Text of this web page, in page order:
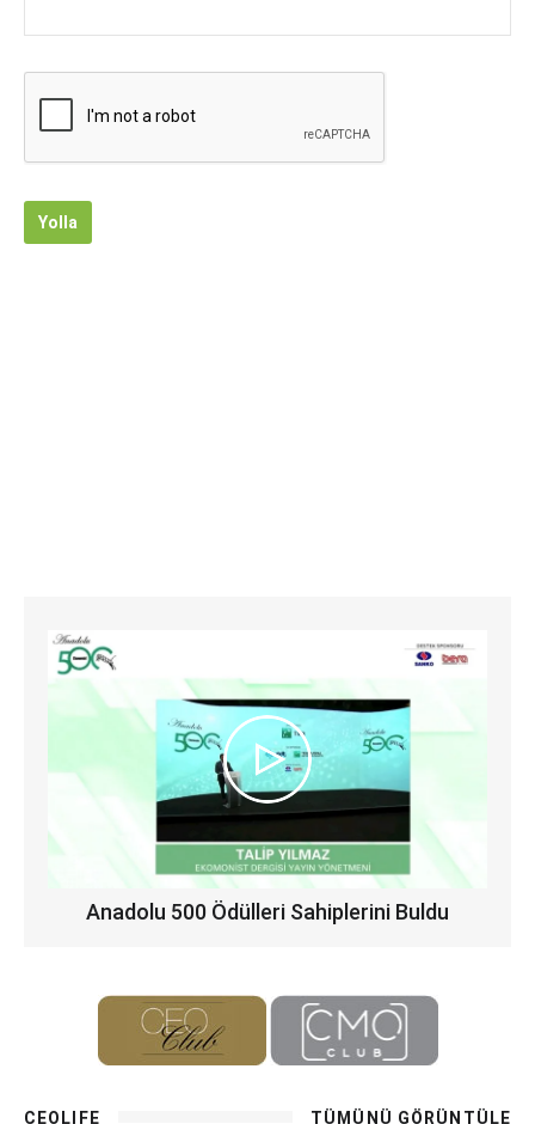
Yolla
Anadolu 500 Ödülleri Sahiplerini Buldu
CEOLIFE TÜMÜNÜ GÖRÜNTÜLE